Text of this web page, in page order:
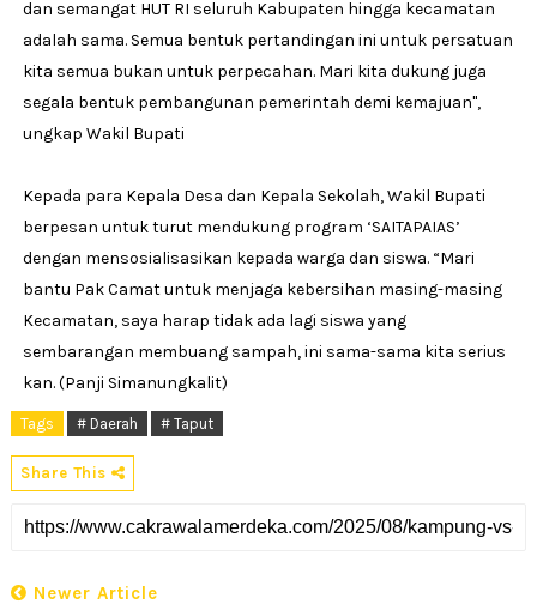
dan semangat HUT RI seluruh Kabupaten hingga kecamatan
adalah sama. Semua bentuk pertandingan ini untuk persatuan
kita semua bukan untuk perpecahan. Mari kita dukung juga
segala bentuk pembangunan pemerintah demi kemajuan",
ungkap Wakil Bupati
Kepada para Kepala Desa dan Kepala Sekolah, Wakil Bupati
berpesan untuk turut mendukung program ‘SAITAPAIAS’
dengan mensosialisasikan kepada warga dan siswa. “Mari
bantu Pak Camat untuk menjaga kebersihan masing-masing
Kecamatan, saya harap tidak ada lagi siswa yang
sembarangan membuang sampah, ini sama-sama kita serius
kan. (Panji Simanungkalit)
Tags # Daerah # Taput
Share This
Newer Article